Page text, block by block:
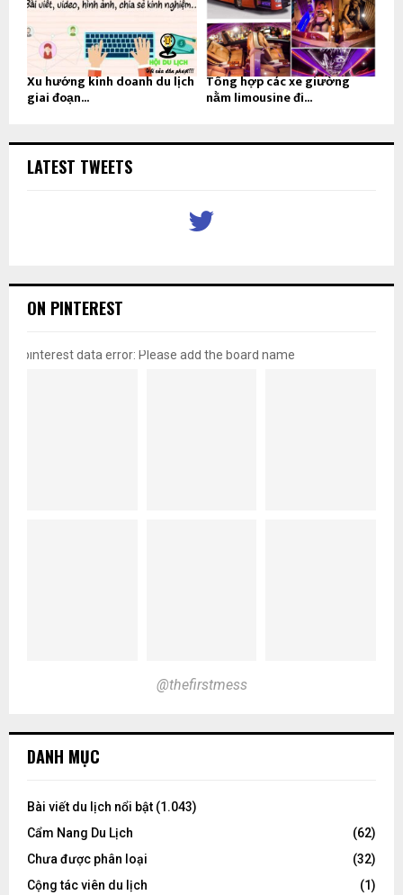
Xu hướng kinh doanh du lịch
giai đoạn...
Tổng hợp các xe giường
nằm limousine đi...
LATEST TWEETS
ON PINTEREST
pinterest data error: Please add the board name
@thefirstmess
DANH MỤC
Bài viết du lịch nổi bật (1.043)
Cẩm Nang Du Lịch
(62)
Chưa được phân loại
(32)
Cộng tác viên du lịch
(1)